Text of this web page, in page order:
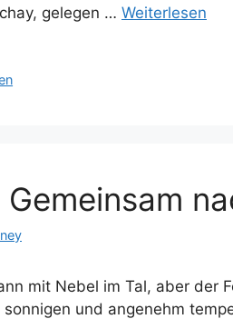
gelegen … Weiterlesen
Gemeinsam
mit Nebel im Tal, aber der
und angenehm